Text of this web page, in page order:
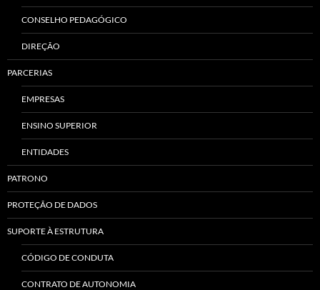
CONSELHO PEDAGÓGICO
DIREÇÃO
PARCERIAS
EMPRESAS
ENSINO SUPERIOR
ENTIDADES
PATRONO
PROTEÇÃO DE DADOS
SUPORTE À ESTRUTURA
CÓDIGO DE CONDUTA
CONTRATO DE AUTONOMIA